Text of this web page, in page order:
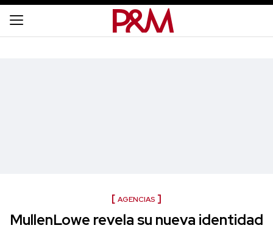
AGENCIAS
MullenLowe revela su nueva identidad